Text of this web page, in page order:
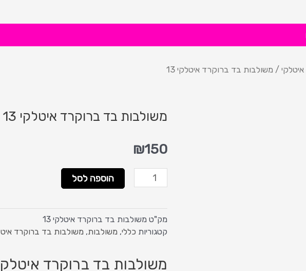
/ משולבות בד ברוקרד איטלקי 13
משולבות בד ברוקרד איטלקי 13
₪150
כמות
של
בד
ברוקרד
איטלקי
הוספה לסל
מק"ט משולבות בד ברוקרד איטלקי 13
קטגוריות כללי, משולבות, משולבות בד ברוקרד
משולבות בד ברוקרד איטלקי